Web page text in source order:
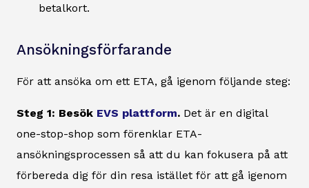
betalkort.
Ansökningsförfarande
För att ansöka om ett ETA, gå igenom följande steg:
Steg 1: Besök EVS plattform. Det är en digital
one-stop-shop som förenklar ETA-
ansökningsprocessen så att du kan fokusera på att
förbereda dig för din resa istället för att gå igenom